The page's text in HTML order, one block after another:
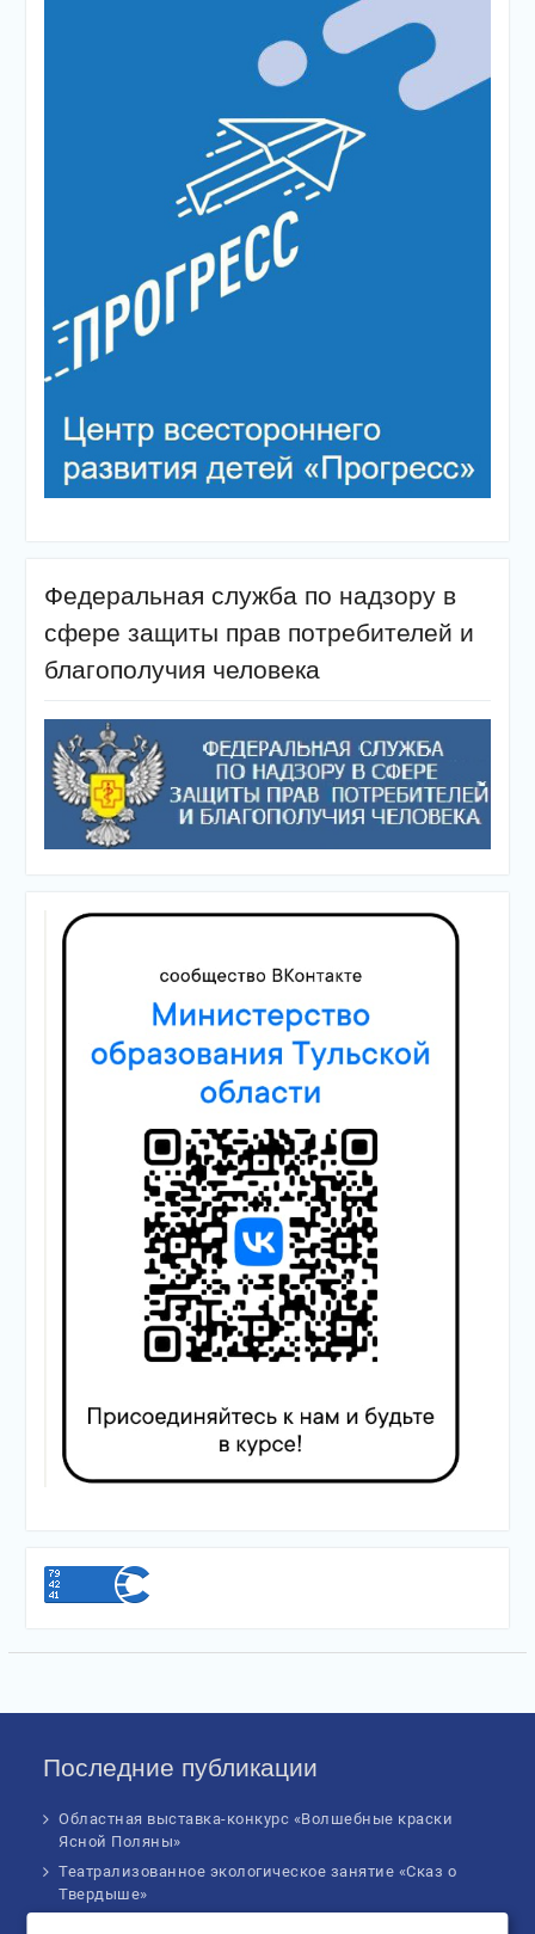
Федеральная служба по надзору в
сфере защиты прав потребителей и
благополучия человека
Последние публикации
Областная выставка-конкурс «Волшебные краски
Ясной Поляны»
Театрализованное экологическое занятие «Сказ о
Твердыше»